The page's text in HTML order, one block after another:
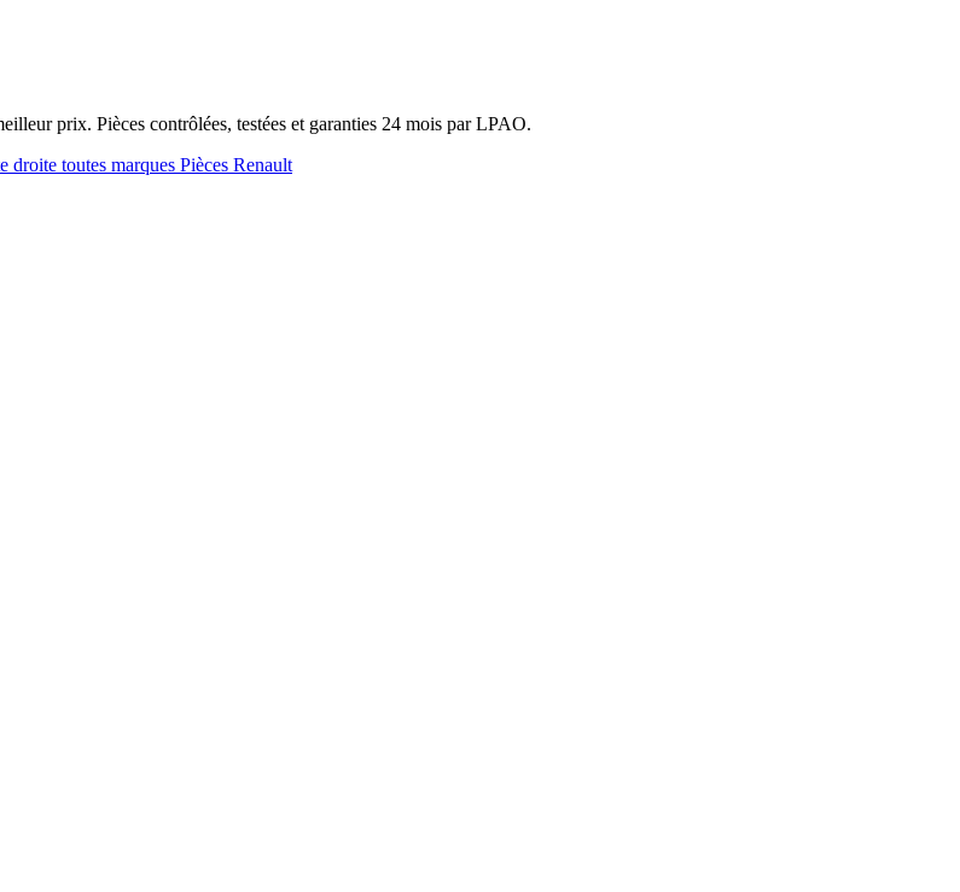
prix. Pièces contrôlées, testées et garanties 24 mois par LPAO.
droite toutes marques Pièces Renault